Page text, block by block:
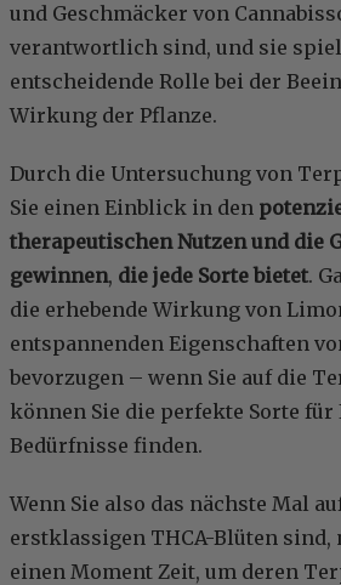
und Geschmäcker von
verantwortlich sind, und sie
entscheidende Rolle bei der
Wirkung der Pflanze.
Durch die Untersuchung von
Sie einen Einblick in den
therapeutischen Nutzen und die
gewinnen, die jede Sorte bietet.
die erhebende Wirkung von
entspannenden Eigenschaften
bevorzugen – wenn Sie auf die
können Sie die perfekte Sorte
Bedürfnisse finden.
Wenn Sie also das nächste Mal
erstklassigen THCA-Blüten sind,
einen Moment Zeit, um deren